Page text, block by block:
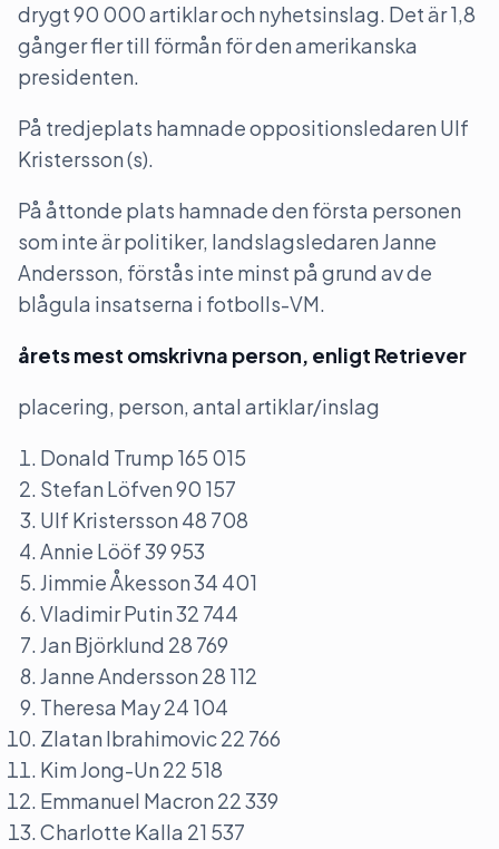
drygt 90 000 artiklar och nyhetsinslag. Det är 1,8
gånger fler till förmån för den amerikanska
presidenten.
På tredjeplats hamnade oppositionsledaren Ulf
Kristersson (s).
På åttonde plats hamnade den första personen
som inte är politiker, landslagsledaren Janne
Andersson, förstås inte minst på grund av de
blågula insatserna i fotbolls-VM.
årets mest omskrivna person, enligt Retriever
placering, person, antal artiklar/inslag
Donald Trump 165 015
Stefan Löfven 90 157
Ulf Kristersson 48 708
Annie Lööf 39 953
Jimmie Åkesson 34 401
Vladimir Putin 32 744
Jan Björklund 28 769
Janne Andersson 28 112
Theresa May 24 104
Zlatan Ibrahimovic 22 766
Kim Jong-Un 22 518
Emmanuel Macron 22 339
Charlotte Kalla 21 537